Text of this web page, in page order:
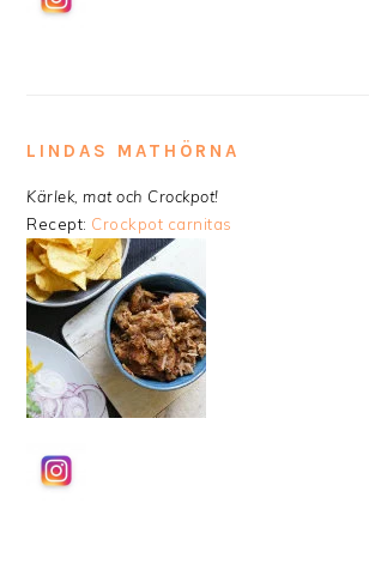
LINDAS MATHÖRNA
Kärlek, mat och Crockpot!
Recept: Crockpot carnitas